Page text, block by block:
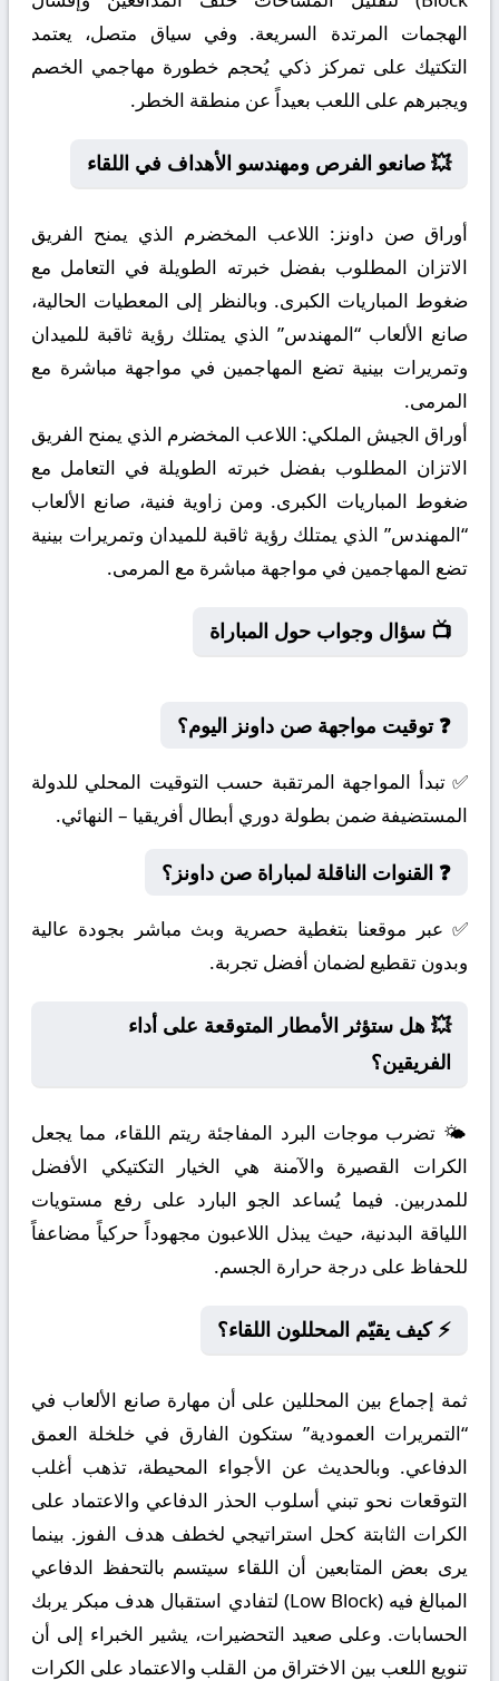
الهجمات المرتدة السريعة. وفي سياق متصل، يعتمد
التكتيك على تمركز ذكي يُحجم خطورة مهاجمي الخصم
ويجبرهم على اللعب بعيداً عن منطقة الخطر.
💥 صانعو الفرص ومهندسو الأهداف في اللقاء
أوراق صن داونز: اللاعب المخضرم الذي يمنح الفريق
الاتزان المطلوب بفضل خبرته الطويلة في التعامل مع
ضغوط المباريات الكبرى. وبالنظر إلى المعطيات الحالية،
صانع الألعاب “المهندس” الذي يمتلك رؤية ثاقبة للميدان
وتمريرات بينية تضع المهاجمين في مواجهة مباشرة مع
المرمى.
أوراق الجيش الملكي: اللاعب المخضرم الذي يمنح الفريق
الاتزان المطلوب بفضل خبرته الطويلة في التعامل مع
ضغوط المباريات الكبرى. ومن زاوية فنية، صانع الألعاب
“المهندس” الذي يمتلك رؤية ثاقبة للميدان وتمريرات بينية
تضع المهاجمين في مواجهة مباشرة مع المرمى.
📺 سؤال وجواب حول المباراة
❓ توقيت مواجهة صن داونز اليوم؟
✅ تبدأ المواجهة المرتقبة حسب التوقيت المحلي للدولة
المستضيفة ضمن بطولة دوري أبطال أفريقيا – النهائي.
❓ القنوات الناقلة لمباراة صن داونز؟
✅ عبر موقعنا بتغطية حصرية وبث مباشر بجودة عالية
وبدون تقطيع لضمان أفضل تجربة.
💥 هل ستؤثر الأمطار المتوقعة على أداء
الفريقين؟
🌤️ تضرب موجات البرد المفاجئة ريتم اللقاء، مما يجعل
الكرات القصيرة والآمنة هي الخيار التكتيكي الأفضل
للمدربين. فيما يُساعد الجو البارد على رفع مستويات
اللياقة البدنية، حيث يبذل اللاعبون مجهوداً حركياً مضاعفاً
للحفاظ على درجة حرارة الجسم.
⚡ كيف يقيّم المحللون اللقاء؟
ثمة إجماع بين المحللين على أن مهارة صانع الألعاب في
“التمريرات العمودية” ستكون الفارق في خلخلة العمق
الدفاعي. وبالحديث عن الأجواء المحيطة، تذهب أغلب
التوقعات نحو تبني أسلوب الحذر الدفاعي والاعتماد على
الكرات الثابتة كحل استراتيجي لخطف هدف الفوز. بينما
يرى بعض المتابعين أن اللقاء سيتسم بالتحفظ الدفاعي
المبالغ فيه (Low Block) لتفادي استقبال هدف مبكر يربك
الحسابات. وعلى صعيد التحضيرات، يشير الخبراء إلى أن
تنويع اللعب بين الاختراق من القلب والاعتماد على الكرات